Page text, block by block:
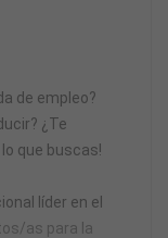
de empleo?
¿Te
que buscas!
líder en el
as para la